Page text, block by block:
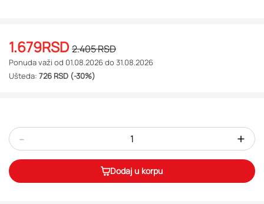
1.679RSD 2.405RSD
Ponuda važi od 01.08.2026 do 31.08.2026
Ušteda: 726 RSD (-30%)
- +
Dodaj u korpu